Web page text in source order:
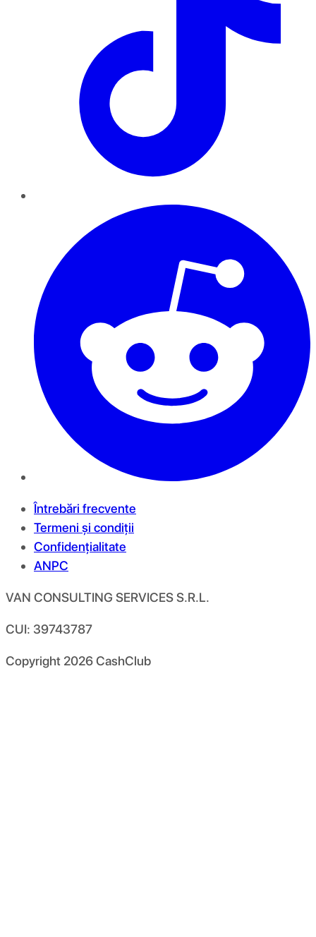
Întrebări frecvente
Termeni și condiții
Confidențialitate
ANPC
VAN CONSULTING SERVICES S.R.L.
CUI: 39743787
Copyright 2026CashClub